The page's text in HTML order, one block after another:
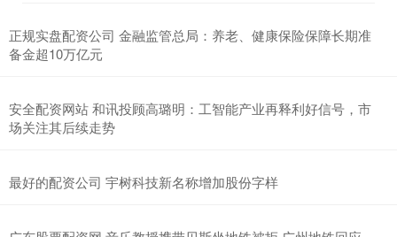
正规实盘配资公司 金融监管总局：养老、健康保险保障长期准
备金超10万亿元
安全配资网站 和讯投顾高璐明：工智能产业再释利好信号，市
场关注其后续走势
最好的配资公司 宇树科技新名称增加股份字样